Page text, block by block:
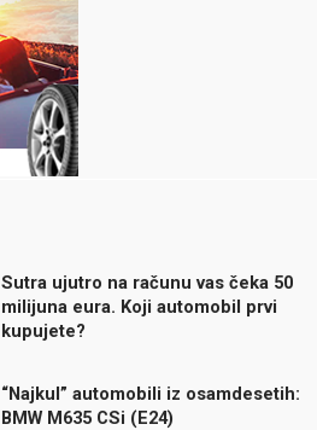
Sutra ujutro na računu vas čeka 50
milijuna eura. Koji automobil prvi
kupujete?
“Najkul” automobili iz osamdesetih:
BMW M635 CSi (E24)